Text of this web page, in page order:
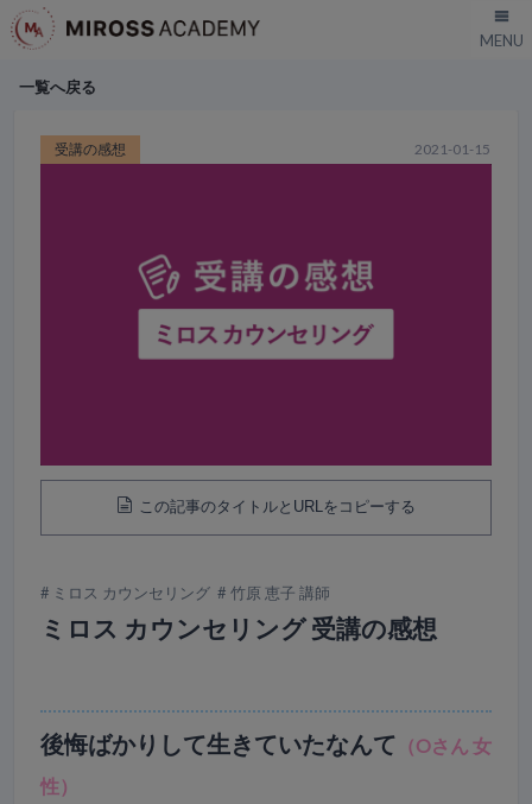
一覧へ戻る
2021-01-15
受講の感想
この記事のタイトルとURLをコピーする
ミロス カウンセリング 竹原 恵子 講師
ミロス カウンセリング 受講の感想
後悔ばかりして生きていたなんて （Oさん 女
性）